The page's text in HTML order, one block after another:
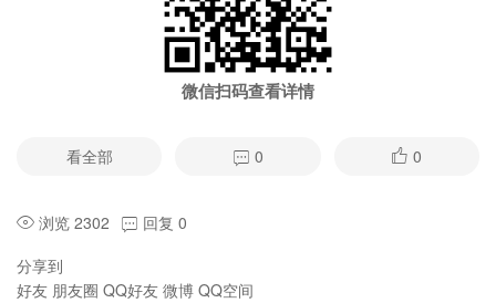
微信扫码查看详情
看全部 0 0
浏览 2302
回复 0
分享到
好友 朋友圈 QQ好友 微博 QQ空间